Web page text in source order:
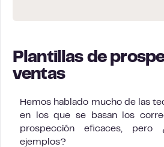
Plantillas de
ventas
Hemos hablado mucho de las
en los que se basan los
prospección eficaces, pero
ejemplos?